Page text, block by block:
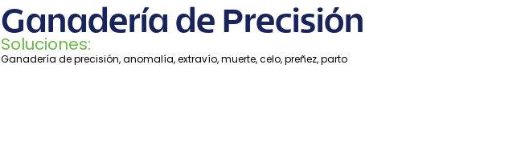
Ganadería de Precisión
Soluciones:
Ganadería de precisión, anomalía, extravío, muerte, celo, preñez, parto